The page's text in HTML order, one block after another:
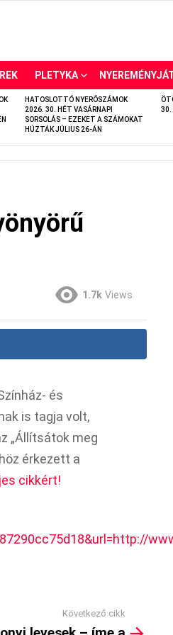
PLETYKA
HATOSLOTTÓ NYERŐSZÁMOK
2026. 30. HÉT VASÁRNAPI
SORSOLÁS – EZEKET A SZÁMOKAT
HÚZTÁK JÚLIUS 26-ÁN
30.
1.7k Views
és
is tagja volt,
„Állítsátok meg
érkezett a
cikkért!
Következő cikk